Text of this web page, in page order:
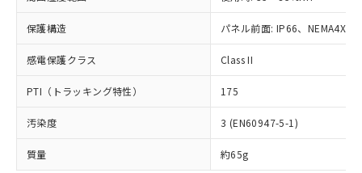
保護構造 パネル前面: IP66、NEMA4X,
感電保護クラス Class II
PTI（トラッキング特性） 175
汚染度 3 (EN60947-5-1)
質量 約65g
オムロン制御機器販売店や当社販売拠
販売ネットワーク
」をご確認
ください。
在庫状況および標準価格結果を当社の
事前の承諾なく第三者に漏洩または開
示しないようお願いします。
マイパーツ機能（部品リスト作成サー
ビス）をご利用いただくには、I-Web
メンバーズにご登録されている必要が
但し、RoHS指令で産業用監視および制御機器に対する
適用除外項目は除く。
フタル酸エステル類の４物質については閾値を超える意
図的な使用がないことを確認しています。
※2 対応予定月
部品在庫の切り替え状況などにより、予定
月が前後することがあります。
DEHP(フタル酸ビス(2-エチルヘキシル)) : 1000ppm
※2 環境保護使用期限
「ｅ」：有害物質（10物質）のすべてが基
準値以下であることを示します。
「10」：通常の使用状況下において有害物
質が外部に漏えいし、環境に深刻な影響を
及ぼさない年数を意味します。
当社は貴社製品を、核兵器、ミサイ
ル、化学兵器、生物兵器またはその他
武器並びにこれらの製造装置等に一切
使用いたしません。
当社は、貴社製品を第三者に販売する
場合は、上記1、2および3の内容を当
該第三者に通知します。また当社は、
販売先および販売に係わる関係者が違
法に輸出するおそれがある場合は、取
り引きをいたしません。
在庫なし(最新の在庫状況につ
いては、お客様のお取引先、ま
たはお客様担当のオムロン制御
機器販売店・当社販売員にご確
認ください)
受注生産機種、また在庫状況の
情報を公開していない機種